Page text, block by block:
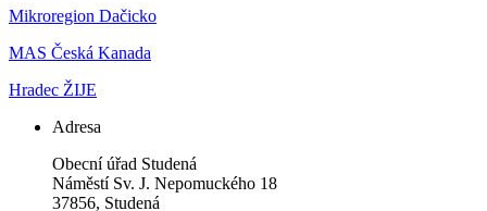
Mikroregion Dačicko
MAS Česká Kanada
Hradec ŽIJE
Adresa
Obecní úřad Studená
Náměstí Sv. J. Nepomuckého 18
37856, Studená